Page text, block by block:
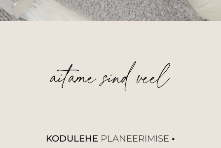
aitame sind veel
KODULEHE PLANEERIMISE •